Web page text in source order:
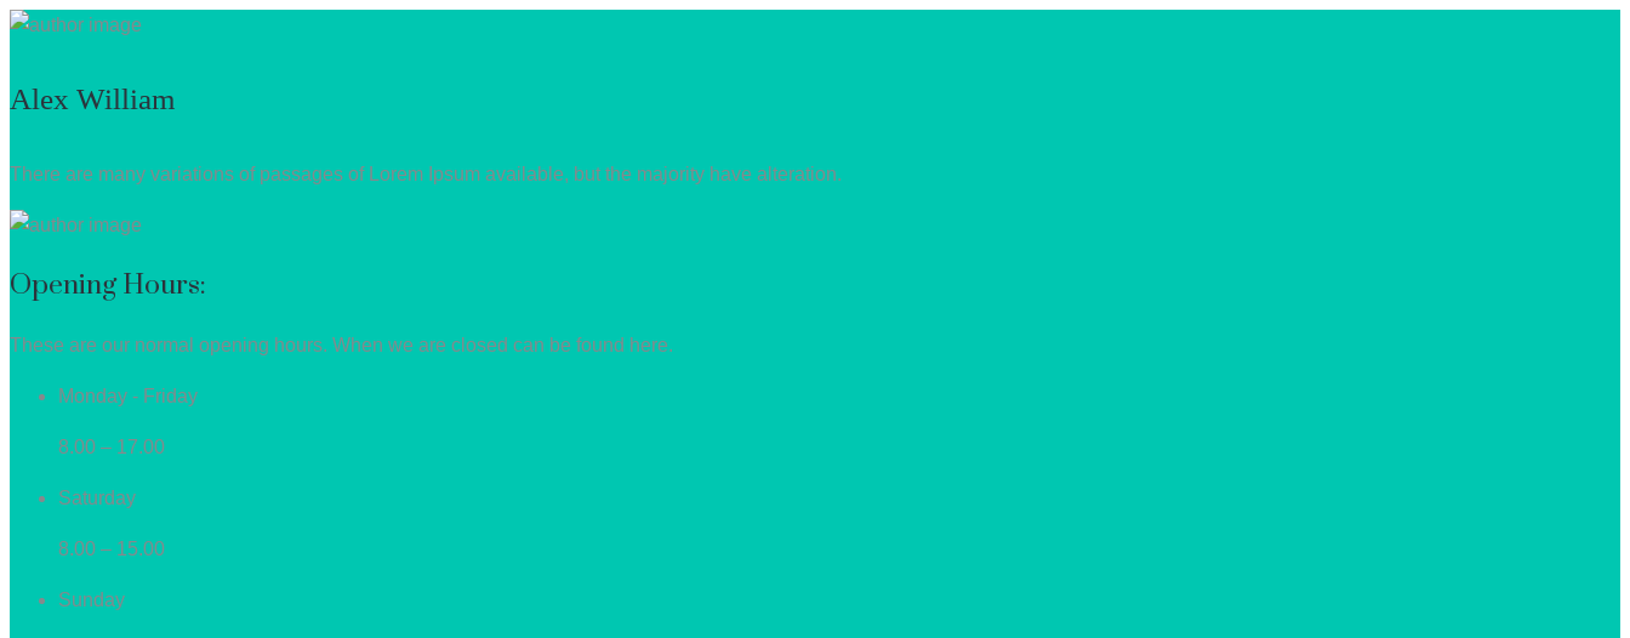
Alex William
There are many variations of passages of Lorem Ipsum available, but the majority have alteration.
Opening Hours:
These are our normal opening hours. When we are closed can be found here.
Monday - Friday
8.00 – 17.00
Saturday
8.00 – 15.00
Sunday